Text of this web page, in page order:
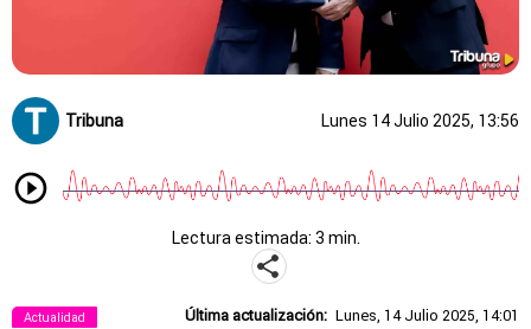
Tribuna Lunes 14 Julio 2025, 13:56
Lectura estimada: 3 min.
Actualidad Última actualización: Lunes, 14 Julio 2025, 14:01